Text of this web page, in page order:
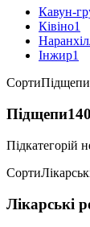
Кавун-
Ківіно1
Інжир1
СортиПідщепи
Підщепи
Підкатегорій
Сорти
Лікарські